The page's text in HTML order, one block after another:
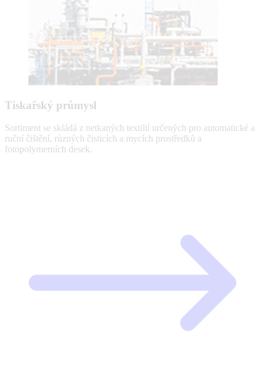
Tiskařský průmysl
Sortiment se skládá z netkaných textilií určených pro automatické a
ruční čištění, různých čisticích a mycích prostředků a
fotopolymerních desek.